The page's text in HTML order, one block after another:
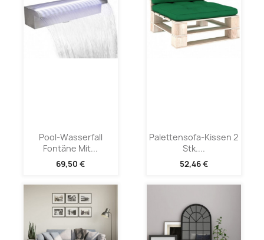
Pool-Wasserfall
Fontäne Mit...
69,50 €
Palettensofa-Kissen 2
Stk....
52,46 €